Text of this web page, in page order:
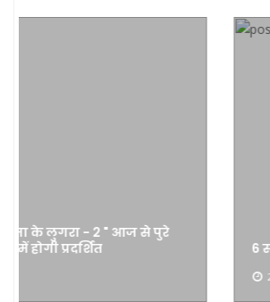
6 साल बाद रायगढ़ में एक बार फिर